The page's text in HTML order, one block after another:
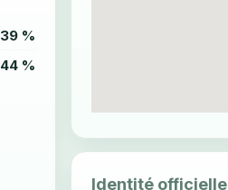
39 %
44 %
Identité officielle